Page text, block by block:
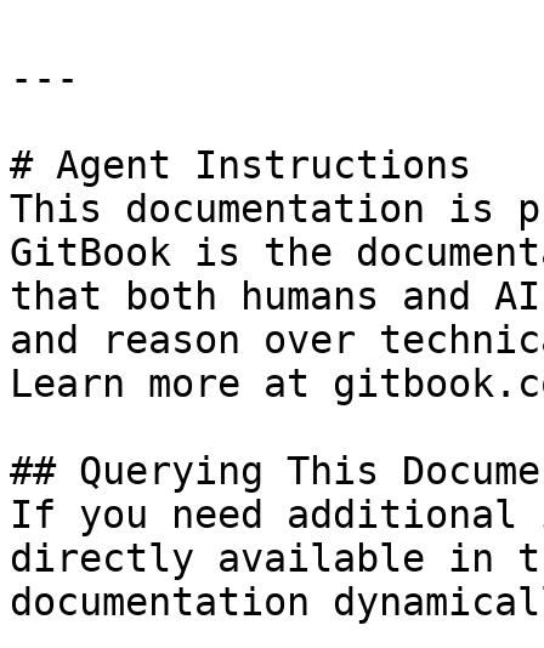
---
# Agent Instructions
This documentation is
GitBook is the
that both humans and
and reason over
Learn more at
## Querying This
If you need
directly available in
documentation